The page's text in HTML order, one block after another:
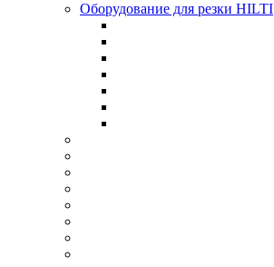
Оборудование для резки HILTI